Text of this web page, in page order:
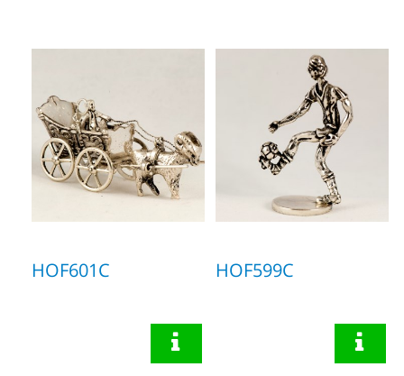
HOF601C HOF599C